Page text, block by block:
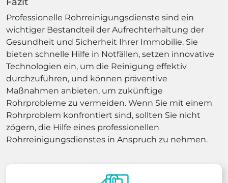
Professionelle Rohrreinigungsdienste sind ein
wichtiger Bestandteil der Aufrechterhaltung der
Gesundheit und Sicherheit Ihrer Immobilie. Sie
bieten schnelle Hilfe in Notfällen, setzen innovative
Technologien ein, um die Reinigung effektiv
durchzuführen, und können präventive
Maßnahmen anbieten, um zukünftige
Rohrprobleme zu vermeiden. Wenn Sie mit einem
Rohrproblem konfrontiert sind, sollten Sie nicht
zögern, die Hilfe eines professionellen
Rohrreinigungsdienstes in Anspruch zu nehmen.